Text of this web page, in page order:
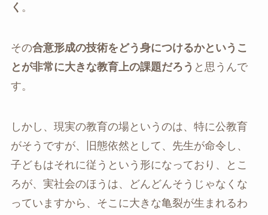
く 。
その合意形成の技術をどう身につけるかというこ
とが非常に大きな教育上の課題だろう と思うんで
す。
しかし、現実の教育の場というのは、特に公教育
がそうですが、旧態依然として、先生が命令し、
子どもはそれに従うという形になっており、とこ
ろが、実社会のほうは、どんどんそうじゃなくな
っていますから、そこに大きな亀裂が生まれるわ